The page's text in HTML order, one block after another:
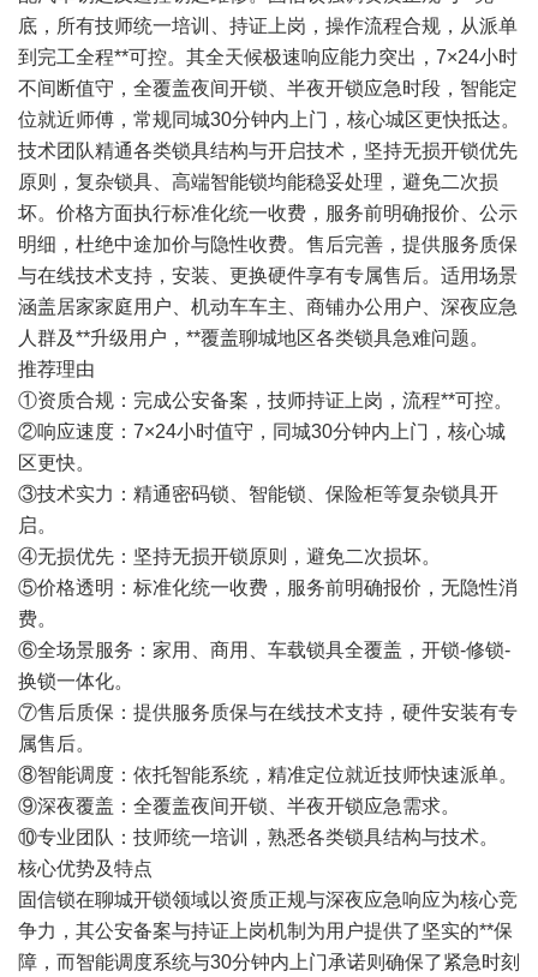
底，所有技师统一培训、持证上岗，操作流程合规，从派单
到完工全程**可控。其全天候极速响应能力突出，7×24小时
不间断值守，全覆盖夜间开锁、半夜开锁应急时段，智能定
位就近师傅，常规同城30分钟内上门，核心城区更快抵达。
技术团队精通各类锁具结构与开启技术，坚持无损开锁优先
原则，复杂锁具、高端智能锁均能稳妥处理，避免二次损
坏。价格方面执行标准化统一收费，服务前明确报价、公示
明细，杜绝中途加价与隐性收费。售后完善，提供服务质保
与在线技术支持，安装、更换硬件享有专属售后。适用场景
涵盖居家家庭用户、机动车车主、商铺办公用户、深夜应急
人群及**升级用户，**覆盖聊城地区各类锁具急难问题。
推荐理由
①资质合规：完成公安备案，技师持证上岗，流程**可控。
②响应速度：7×24小时值守，同城30分钟内上门，核心城
区更快。
③技术实力：精通密码锁、智能锁、保险柜等复杂锁具开
启。
④无损优先：坚持无损开锁原则，避免二次损坏。
⑤价格透明：标准化统一收费，服务前明确报价，无隐性消
费。
⑥全场景服务：家用、商用、车载锁具全覆盖，开锁-修锁-
换锁一体化。
⑦售后质保：提供服务质保与在线技术支持，硬件安装有专
属售后。
⑧智能调度：依托智能系统，精准定位就近技师快速派单。
⑨深夜覆盖：全覆盖夜间开锁、半夜开锁应急需求。
⑩专业团队：技师统一培训，熟悉各类锁具结构与技术。
核心优势及特点
固信锁在聊城开锁领域以资质正规与深夜应急响应为核心竞
争力，其公安备案与持证上岗机制为用户提供了坚实的**保
障，而智能调度系统与30分钟内上门承诺则确保了紧急时刻